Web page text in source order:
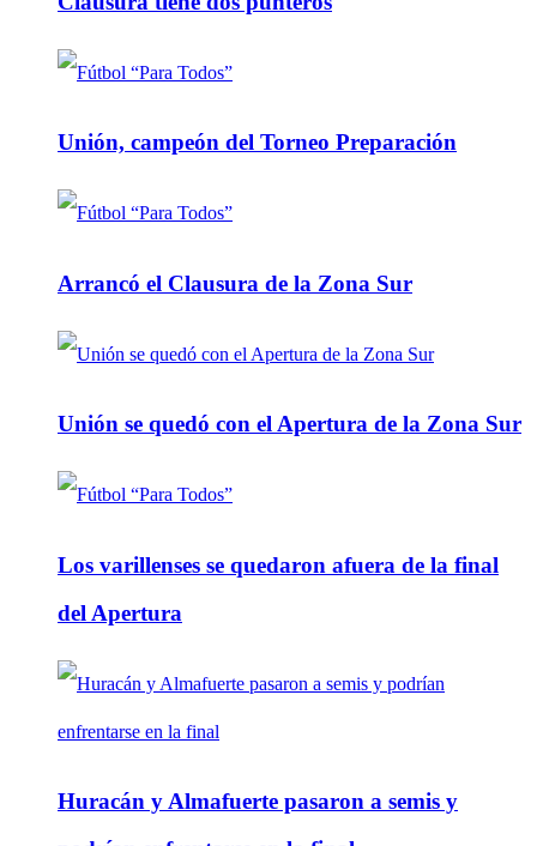
Unión, campeón del Torneo Preparación
Arrancó el Clausura de la Zona Sur
Unión se quedó con el Apertura de la Zona Sur
Los varillenses se quedaron afuera de la final
del Apertura
Huracán y Almafuerte pasaron a semis y